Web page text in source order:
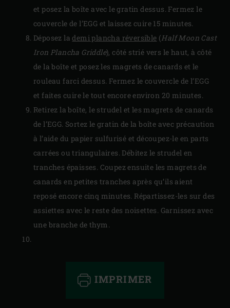
et posez la boîte avec le gratin dessus. Fermez le
couvercle de l’EGG et laissez cuire 15 minutes.
Déposez lademi plancha réversible (Half Moon Cast
Iron Plancha Griddle), côté strié vers le haut, à côté
de la boîte et posez les magrets de canards et le
rouleau farci dessus. Fermez le couvercle de l’EGG
et faites cuire le tout encore environ 20 minutes.
Retirez la boîte, le strudel et les magrets de canards
de l’EGG. Sortez le gratin de la boîte avec précaution
à l’aide du papier sulfurisé et découpez-le en parts
carrées ou triangulaires. Débitez le strudel en
tranches épaisses. Coupez ensuite les magrets de
canards en petites tranches après qu’ils aient
reposé encore cinq minutes. Répartissez-les sur des
assiettes avec le reste des noisettes. Garnissez avec
une branche de thym.
IMPRIMER